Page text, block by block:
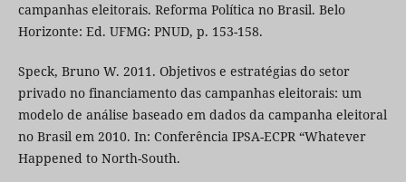
campanhas eleitorais. Reforma Política no Brasil. Belo
Horizonte: Ed. UFMG: PNUD, p. 153-158.
Speck, Bruno W. 2011. Objetivos e estratégias do setor
privado no financiamento das campanhas eleitorais: um
modelo de análise baseado em dados da campanha eleitoral
no Brasil em 2010. In: Conferência IPSA-ECPR “Whatever
Happened to North-South.